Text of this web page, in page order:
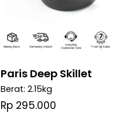
Paris Deep Skillet
Berat: 2.15kg
Rp 295.000